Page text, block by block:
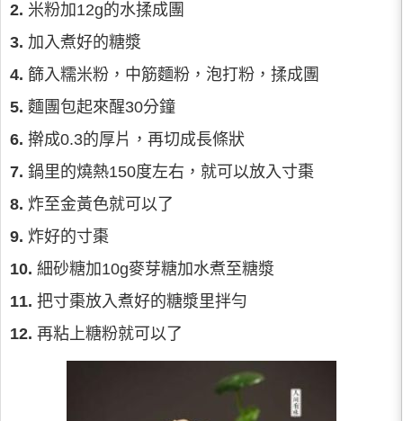
2. 米粉加12g的水揉成團
3. 加入煮好的糖漿
4. 篩入糯米粉，中筋麵粉，泡打粉，揉成團
5. 麵團包起來醒30分鐘
6. 擀成0.3的厚片，再切成長條狀
7. 鍋里的燒熱150度左右，就可以放入寸棗
8. 炸至金黃色就可以了
9. 炸好的寸棗
10. 細砂糖加10g麥芽糖加水煮至糖漿
11. 把寸棗放入煮好的糖漿里拌勻
12. 再粘上糖粉就可以了